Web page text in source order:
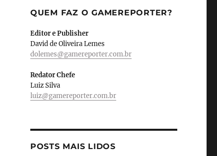
QUEM FAZ O GAMEREPORTER?
Editor e Publisher
David de Oliveira Lemes
dolemes@gamereporter.com.br
Redator Chefe
Luiz Silva
luiz@gamereporter.com.br
POSTS MAIS LIDOS